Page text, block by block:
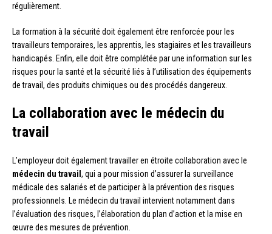
régulièrement.
La formation à la sécurité doit également être renforcée pour les
travailleurs temporaires, les apprentis, les stagiaires et les travailleurs
handicapés. Enfin, elle doit être complétée par une information sur les
risques pour la santé et la sécurité liés à l’utilisation des équipements
de travail, des produits chimiques ou des procédés dangereux.
La collaboration avec le médecin du
travail
L’employeur doit également travailler en étroite collaboration avec le
médecin du travail, qui a pour mission d’assurer la surveillance
médicale des salariés et de participer à la prévention des risques
professionnels. Le médecin du travail intervient notamment dans
l’évaluation des risques, l’élaboration du plan d’action et la mise en
œuvre des mesures de prévention.